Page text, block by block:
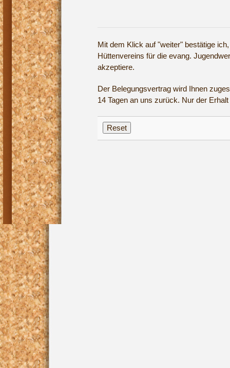
Mit dem Klick auf "weiter" bestätige
Hüttenvereins für die evang.
akzeptiere.
Der Belegungsvertrag wird Ihnen
14 Tagen an uns zurück. Nur der